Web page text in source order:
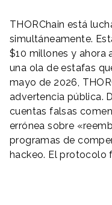
THORChain está
simultáneamente.
$10 millones y ahora
una ola de estafas
mayo de 2026,
advertencia pública.
cuentas falsas
errónea sobre
programas de
hackeo. El protocolo